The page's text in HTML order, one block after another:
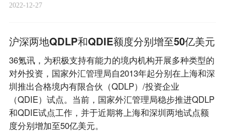
2022-12-27
沪深两地QDLP和QDIE额度分别增至50亿美元
36氪讯，为积极支持有能力的境内机构开展多种类型的
对外投资，国家外汇管理局自2013年起分别在上海和深
圳推出合格境内有限合伙（QDLP）/投资企业
（QDIE）试点。当前，国家外汇管理局稳步推进QDLP
和QDIE试点工作，并于近期将上海和深圳两地试点额
度分别增加至50亿美元。